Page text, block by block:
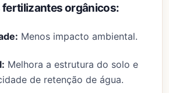
fertilizantes orgânicos:
Menos impacto ambiental.
Melhora a estrutura do solo e
de retenção de água.